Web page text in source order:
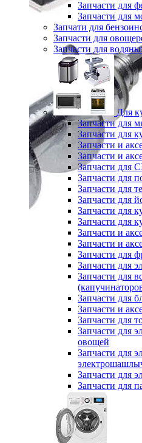
Запчасти для
Запчасти для
Запчати для
Запчасти для
Запчасти для
Для
Запчасти для
Запчасти для
Запчасти и
Запчасти и
Запчасти для
Запчасти для
Запчасти для
Запчасти для
Запчасти для
Запчасти для
Запчасти и
Запчасти и
Запчасти для
Запчасти для
Запчасти для
Запчасти для
Запчасти и
Запчасти для
Запчасти для
овощей
Запчасти для
Запчасти для
Запчасти для